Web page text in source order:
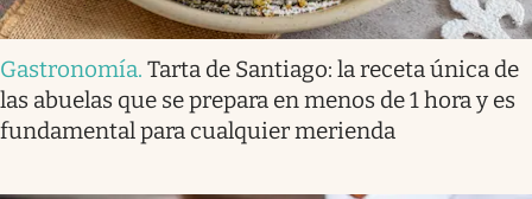
Gastronomía. Tarta de Santiago: la receta única de
las abuelas que se prepara en menos de 1 hora y es
fundamental para cualquier merienda